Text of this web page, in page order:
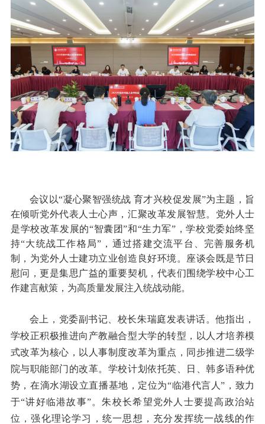
会议以“凝心聚智强统战 育才兴校促发展”为主题，旨
在倾听党外代表人士心声，汇聚改革发展智慧。党外人士
是学校改革发展的“智囊团”和“生力军”，学校党委始终坚
持“大统战工作格局”，通过搭建交流平台、完善服务机
制，为党外人士建功立业创造良好环境。座谈会既是节日
慰问，更是集思广益的重要契机，代表们围绕学校中心工
作建言献策，为高质量发展注入统战动能。
会上，党委副书记、校长朱瑞庭发表讲话。他指出，
学校正积极推进向产教融合型大学的转型，以人才培养模
式改革为核心，以人事制度改革为重点，同步推进二级学
院与职能部门的改革。学校计划依托英、日、韩多语种优
势，在滴水湖设立直播基地，定位为“临港代言人”，致力
于“讲好临港故事”。朱校长希望党外人士要提高政治站
位，强化理论学习，统一思想，充分发挥统一战线的作